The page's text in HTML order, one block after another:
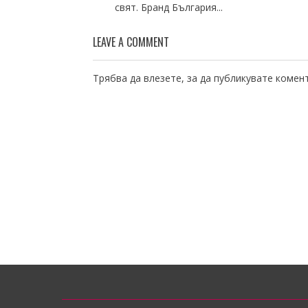
свят. Бранд България...
LEAVE A COMMENT
Трябва да влезете, за да публикувате